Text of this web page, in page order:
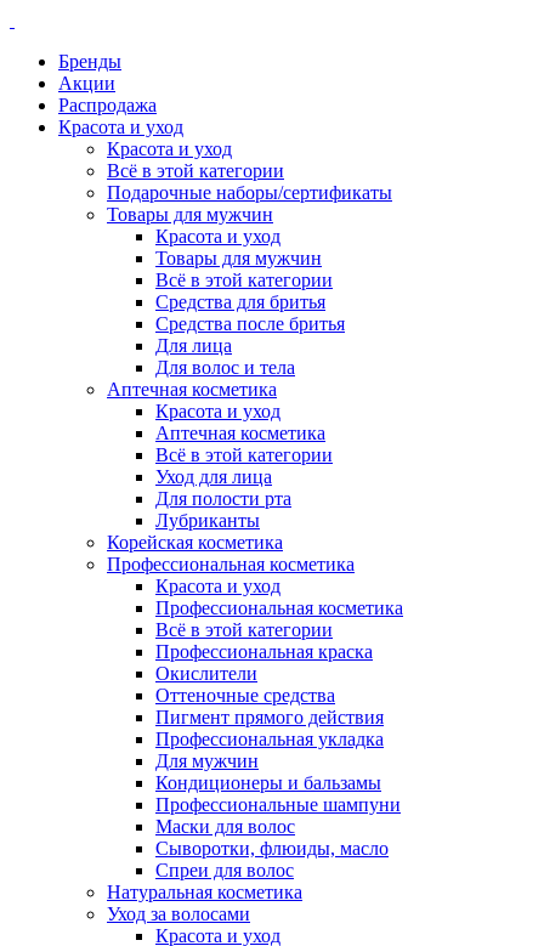
Бренды
Акции
Распродажа
Красота и уход
Красота и уход
Всё в этой категории
Подарочные наборы/сертификаты
Товары для мужчин
Красота и уход
Товары для мужчин
Всё в этой категории
Средства для бритья
Средства после бритья
Для лица
Для волос и тела
Аптечная косметика
Красота и уход
Аптечная косметика
Всё в этой категории
Уход для лица
Для полости рта
Лубриканты
Корейская косметика
Профессиональная косметика
Красота и уход
Профессиональная косметика
Всё в этой категории
Профессиональная краска
Окислители
Оттеночные средства
Пигмент прямого действия
Профессиональная укладка
Для мужчин
Кондиционеры и бальзамы
Профессиональные шампуни
Маски для волос
Сыворотки, флюиды, масло
Спреи для волос
Натуральная косметика
Уход за волосами
Красота и уход